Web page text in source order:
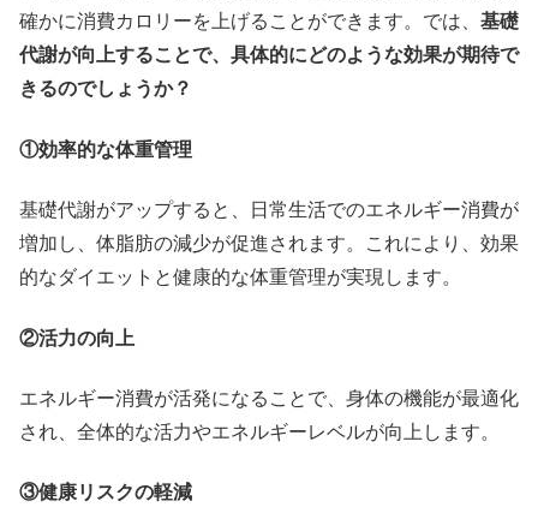
確かに消費カロリーを上げることができます。では、 基礎
代謝が向上することで、具体的にどのような効果が期待で
きるのでしょうか？
①効率的な体重管理
基礎代謝がアップすると、日常生活でのエネルギー消費が
増加し、体脂肪の減少が促進されます。これにより、効果
的なダイエットと健康的な体重管理が実現します。
②活力の向上
エネルギー消費が活発になることで、身体の機能が最適化
され、全体的な活力やエネルギーレベルが向上します。
③健康リスクの軽減